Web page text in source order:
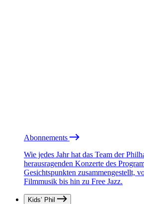
Abonnements
Wie jedes Jahr hat das Team der
herausragenden Konzerte des
Gesichtspunkten zusammengestellt,
Filmmusik bis hin zu Free Jazz.
Kids’ Phil